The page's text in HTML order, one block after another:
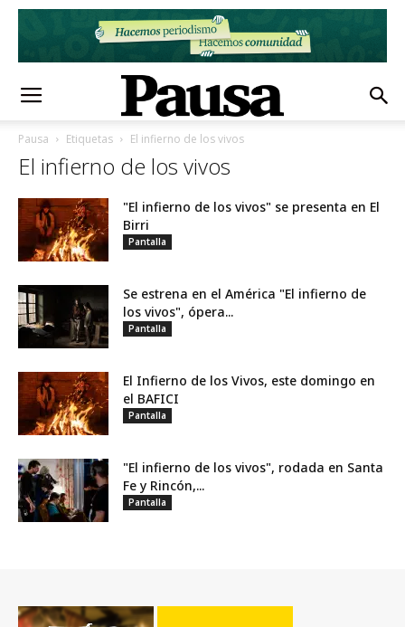
Pausa Etiquetas El infierno de los vivos
El infierno de los vivos
"El infierno de los vivos" se presenta en El
Birri
Pantalla
Se estrena en el América "El infierno de
los vivos", ópera...
Pantalla
El Infierno de los Vivos, este domingo en
el BAFICI
Pantalla
"El infierno de los vivos", rodada en Santa
Fe y Rincón,...
Pantalla